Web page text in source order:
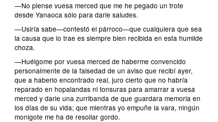
—No piense vuesa merced que me he pegado un trote
desde Yanaoca sólo para darle saludes.
—Usiría sabe—contestó el párroco—que cualquiera que sea
la causa que lo trae es siempre bien recibida en esta humilde
choza.
—Huélgome por vuesa merced de haberme convencido
personalmente de la falsedad de un aviso que recibí ayer,
que a haberlo encontrado real, juro cierto que no habría
reparado en hopalandas ni tonsuras para amarrar a vuesa
merced y darle una zurribanda de que guardara memoria en
los días de su vida; que mientras yo empuñe la vara, ningún
monigote me ha de resollar gordo.